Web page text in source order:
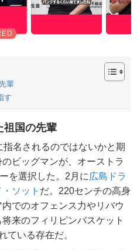
輩
す
祖国の先輩
名されるのではないかと期
ビッグマンが、オーストラ
を選択した。2月に 広島ドラ
・ソット だ。220センチの高身
でのオフェンス力やリバウ
来のフィリピンバスケット
ている存在だ。